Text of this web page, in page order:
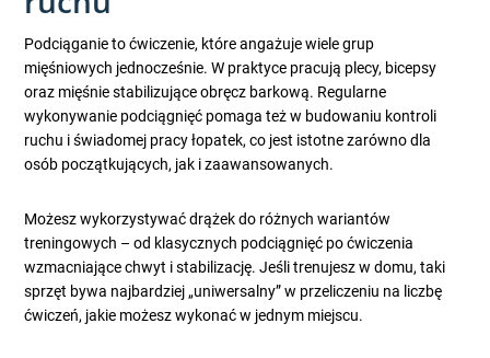
Podciąganie to ćwiczenie, które angażuje wiele grup
mięśniowych jednocześnie. W praktyce pracują plecy, bicepsy
oraz mięśnie stabilizujące obręcz barkową. Regularne
wykonywanie podciągnięć pomaga też w budowaniu kontroli
ruchu i świadomej pracy łopatek, co jest istotne zarówno dla
osób początkujących, jak i zaawansowanych.
Możesz wykorzystywać drążek do różnych wariantów
treningowych – od klasycznych podciągnięć po ćwiczenia
wzmacniające chwyt i stabilizację. Jeśli trenujesz w domu, taki
sprzęt bywa najbardziej „uniwersalny” w przeliczeniu na liczbę
ćwiczeń, jakie możesz wykonać w jednym miejscu.